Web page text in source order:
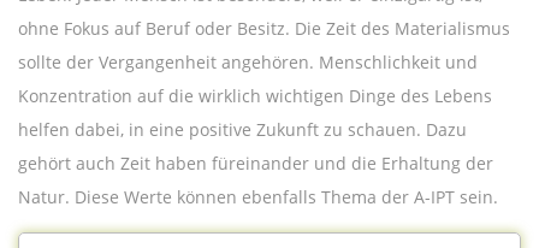
ohne Fokus auf Beruf oder Besitz. Die Zeit des Materialismus
sollte der Vergangenheit angehören. Menschlichkeit und
Konzentration auf die wirklich wichtigen Dinge des Lebens
helfen dabei, in eine positive Zukunft zu schauen. Dazu
gehört auch Zeit haben füreinander und die Erhaltung der
Natur. Diese Werte können ebenfalls Thema der A-IPT sein.